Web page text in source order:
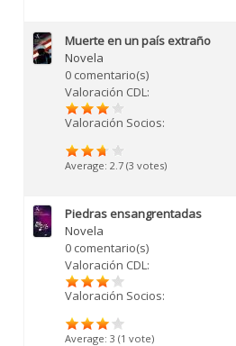
Muerte en un país extraño
Novela
0 comentario(s)
Valoración CDL:
Valoración Socios:
Average: 2.7 (3 votes)
Piedras ensangrentadas
Novela
0 comentario(s)
Valoración CDL:
Valoración Socios:
Average: 3 (1 vote)